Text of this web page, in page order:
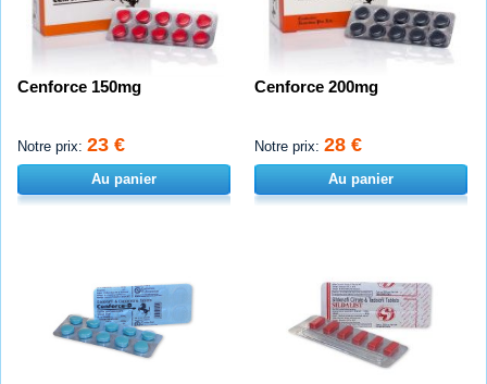
Cenforce 150mg
Notre prix: 23 €
Au panier
Cenforce 200mg
Notre prix: 28 €
Au panier